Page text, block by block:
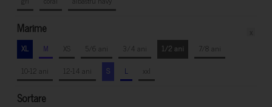
Marime
XL M XS 5/6 ani 3/4 ani 1/2 ani
7/8 ani
10-12 ani
12-14 ani S L xxl
Sortare